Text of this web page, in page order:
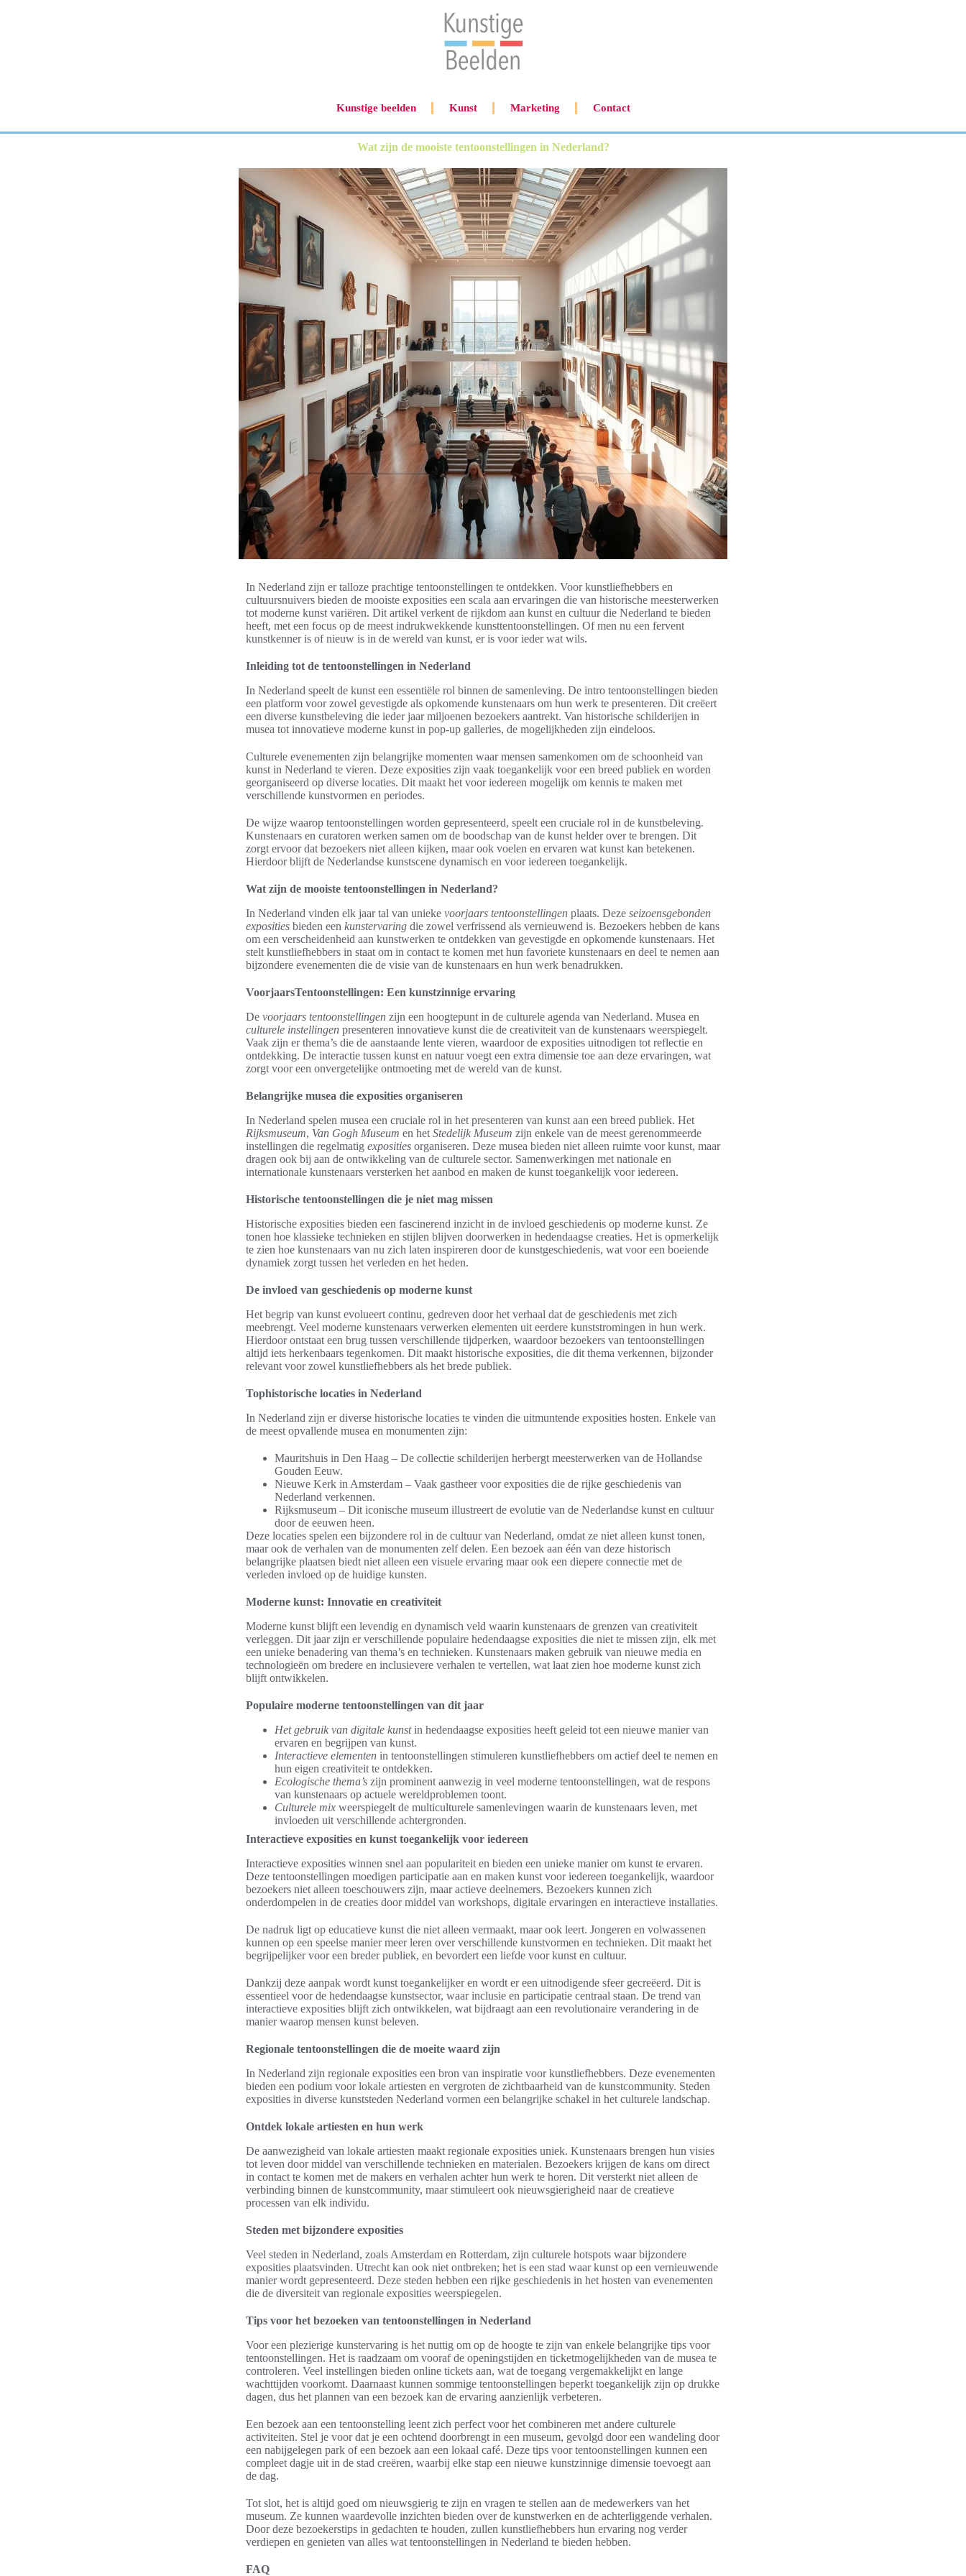
Kunstige beelden Kunst Marketing Contact
Wat zijn de mooiste tentoonstellingen in Nederland?
In Nederland zijn er talloze prachtige tentoonstellingen te ontdekken. Voor kunstliefhebbers en
cultuursnuivers bieden de mooiste exposities een scala aan ervaringen die van historische meesterwerken
tot moderne kunst variëren. Dit artikel verkent de rijkdom aan kunst en cultuur die Nederland te bieden
heeft, met een focus op de meest indrukwekkende kunsttentoonstellingen. Of men nu een fervent
kunstkenner is of nieuw is in de wereld van kunst, er is voor ieder wat wils.
Inleiding tot de tentoonstellingen in Nederland
In Nederland speelt de kunst een essentiële rol binnen de samenleving. De intro tentoonstellingen bieden
een platform voor zowel gevestigde als opkomende kunstenaars om hun werk te presenteren. Dit creëert
een diverse kunstbeleving die ieder jaar miljoenen bezoekers aantrekt. Van historische schilderijen in
musea tot innovatieve moderne kunst in pop-up galleries, de mogelijkheden zijn eindeloos.
Culturele evenementen zijn belangrijke momenten waar mensen samenkomen om de schoonheid van
kunst in Nederland te vieren. Deze exposities zijn vaak toegankelijk voor een breed publiek en worden
georganiseerd op diverse locaties. Dit maakt het voor iedereen mogelijk om kennis te maken met
verschillende kunstvormen en periodes.
De wijze waarop tentoonstellingen worden gepresenteerd, speelt een cruciale rol in de kunstbeleving.
Kunstenaars en curatoren werken samen om de boodschap van de kunst helder over te brengen. Dit
zorgt ervoor dat bezoekers niet alleen kijken, maar ook voelen en ervaren wat kunst kan betekenen.
Hierdoor blijft de Nederlandse kunstscene dynamisch en voor iedereen toegankelijk.
Wat zijn de mooiste tentoonstellingen in Nederland?
In Nederland vinden elk jaar tal van unieke voorjaars tentoonstellingen plaats. Deze seizoensgebonden
exposities bieden een kunstervaring die zowel verfrissend als vernieuwend is. Bezoekers hebben de kans
om een verscheidenheid aan kunstwerken te ontdekken van gevestigde en opkomende kunstenaars. Het
stelt kunstliefhebbers in staat om in contact te komen met hun favoriete kunstenaars en deel te nemen aan
bijzondere evenementen die de visie van de kunstenaars en hun werk benadrukken.
VoorjaarsTentoonstellingen: Een kunstzinnige ervaring
De voorjaars tentoonstellingen zijn een hoogtepunt in de culturele agenda van Nederland. Musea en
culturele instellingen presenteren innovatieve kunst die de creativiteit van de kunstenaars weerspiegelt.
Vaak zijn er thema’s die de aanstaande lente vieren, waardoor de exposities uitnodigen tot reflectie en
ontdekking. De interactie tussen kunst en natuur voegt een extra dimensie toe aan deze ervaringen, wat
zorgt voor een onvergetelijke ontmoeting met de wereld van de kunst.
Belangrijke musea die exposities organiseren
In Nederland spelen musea een cruciale rol in het presenteren van kunst aan een breed publiek. Het
Rijksmuseum, Van Gogh Museum en het Stedelijk Museum zijn enkele van de meest gerenommeerde
instellingen die regelmatig exposities organiseren. Deze musea bieden niet alleen ruimte voor kunst, maar
dragen ook bij aan de ontwikkeling van de culturele sector. Samenwerkingen met nationale en
internationale kunstenaars versterken het aanbod en maken de kunst toegankelijk voor iedereen.
Historische tentoonstellingen die je niet mag missen
Historische exposities bieden een fascinerend inzicht in de invloed geschiedenis op moderne kunst. Ze
tonen hoe klassieke technieken en stijlen blijven doorwerken in hedendaagse creaties. Het is opmerkelijk
te zien hoe kunstenaars van nu zich laten inspireren door de kunstgeschiedenis, wat voor een boeiende
dynamiek zorgt tussen het verleden en het heden.
De invloed van geschiedenis op moderne kunst
Het begrip van kunst evolueert continu, gedreven door het verhaal dat de geschiedenis met zich
meebrengt. Veel moderne kunstenaars verwerken elementen uit eerdere kunststromingen in hun werk.
Hierdoor ontstaat een brug tussen verschillende tijdperken, waardoor bezoekers van tentoonstellingen
altijd iets herkenbaars tegenkomen. Dit maakt historische exposities, die dit thema verkennen, bijzonder
relevant voor zowel kunstliefhebbers als het brede publiek.
Tophistorische locaties in Nederland
In Nederland zijn er diverse historische locaties te vinden die uitmuntende exposities hosten. Enkele van
de meest opvallende musea en monumenten zijn:
Mauritshuis in Den Haag – De collectie schilderijen herbergt meesterwerken van de Hollandse
Gouden Eeuw.
Nieuwe Kerk in Amsterdam – Vaak gastheer voor exposities die de rijke geschiedenis van
Nederland verkennen.
Rijksmuseum – Dit iconische museum illustreert de evolutie van de Nederlandse kunst en cultuur
door de eeuwen heen.
Deze locaties spelen een bijzondere rol in de cultuur van Nederland, omdat ze niet alleen kunst tonen,
maar ook de verhalen van de monumenten zelf delen. Een bezoek aan één van deze historisch
belangrijke plaatsen biedt niet alleen een visuele ervaring maar ook een diepere connectie met de
verleden invloed op de huidige kunsten.
Moderne kunst: Innovatie en creativiteit
Moderne kunst blijft een levendig en dynamisch veld waarin kunstenaars de grenzen van creativiteit
verleggen. Dit jaar zijn er verschillende populaire hedendaagse exposities die niet te missen zijn, elk met
een unieke benadering van thema’s en technieken. Kunstenaars maken gebruik van nieuwe media en
technologieën om bredere en inclusievere verhalen te vertellen, wat laat zien hoe moderne kunst zich
blijft ontwikkelen.
Populaire moderne tentoonstellingen van dit jaar
Het gebruik van digitale kunstin hedendaagse exposities heeft geleid tot een nieuwe manier van
ervaren en begrijpen van kunst.
Interactieve elementen in tentoonstellingen stimuleren kunstliefhebbers om actief deel te nemen en
hun eigen creativiteit te ontdekken.
Ecologische thema’s zijn prominent aanwezig in veel moderne tentoonstellingen, wat de respons
van kunstenaars op actuele wereldproblemen toont.
Culturele mix weerspiegelt de multiculturele samenlevingen waarin de kunstenaars leven, met
invloeden uit verschillende achtergronden.
Interactieve exposities en kunst toegankelijk voor iedereen
Interactieve exposities winnen snel aan populariteit en bieden een unieke manier om kunst te ervaren.
Deze tentoonstellingen moedigen participatie aan en maken kunst voor iedereen toegankelijk, waardoor
bezoekers niet alleen toeschouwers zijn, maar actieve deelnemers. Bezoekers kunnen zich
onderdompelen in de creaties door middel van workshops, digitale ervaringen en interactieve installaties.
De nadruk ligt op educatieve kunst die niet alleen vermaakt, maar ook leert. Jongeren en volwassenen
kunnen op een speelse manier meer leren over verschillende kunstvormen en technieken. Dit maakt het
begrijpelijker voor een breder publiek, en bevordert een liefde voor kunst en cultuur.
Dankzij deze aanpak wordt kunst toegankelijker en wordt er een uitnodigende sfeer gecreëerd. Dit is
essentieel voor de hedendaagse kunstsector, waar inclusie en participatie centraal staan. De trend van
interactieve exposities blijft zich ontwikkelen, wat bijdraagt aan een revolutionaire verandering in de
manier waarop mensen kunst beleven.
Regionale tentoonstellingen die de moeite waard zijn
In Nederland zijn regionale exposities een bron van inspiratie voor kunstliefhebbers. Deze evenementen
bieden een podium voor lokale artiesten en vergroten de zichtbaarheid van de kunstcommunity. Steden
exposities in diverse kunststeden Nederland vormen een belangrijke schakel in het culturele landschap.
Ontdek lokale artiesten en hun werk
De aanwezigheid van lokale artiesten maakt regionale exposities uniek. Kunstenaars brengen hun visies
tot leven door middel van verschillende technieken en materialen. Bezoekers krijgen de kans om direct
in contact te komen met de makers en verhalen achter hun werk te horen. Dit versterkt niet alleen de
verbinding binnen de kunstcommunity, maar stimuleert ook nieuwsgierigheid naar de creatieve
processen van elk individu.
Steden met bijzondere exposities
Veel steden in Nederland, zoals Amsterdam en Rotterdam, zijn culturele hotspots waar bijzondere
exposities plaatsvinden. Utrecht kan ook niet ontbreken; het is een stad waar kunst op een vernieuwende
manier wordt gepresenteerd. Deze steden hebben een rijke geschiedenis in het hosten van evenementen
die de diversiteit van regionale exposities weerspiegelen.
Tips voor het bezoeken van tentoonstellingen in Nederland
Voor een plezierige kunstervaring is het nuttig om op de hoogte te zijn van enkele belangrijke tips voor
tentoonstellingen. Het is raadzaam om vooraf de openingstijden en ticketmogelijkheden van de musea te
controleren. Veel instellingen bieden online tickets aan, wat de toegang vergemakkelijkt en lange
wachttijden voorkomt. Daarnaast kunnen sommige tentoonstellingen beperkt toegankelijk zijn op drukke
dagen, dus het plannen van een bezoek kan de ervaring aanzienlijk verbeteren.
Een bezoek aan een tentoonstelling leent zich perfect voor het combineren met andere culturele
activiteiten. Stel je voor dat je een ochtend doorbrengt in een museum, gevolgd door een wandeling door
een nabijgelegen park of een bezoek aan een lokaal café. Deze tips voor tentoonstellingen kunnen een
compleet dagje uit in de stad creëren, waarbij elke stap een nieuwe kunstzinnige dimensie toevoegt aan
de dag.
Tot slot, het is altijd goed om nieuwsgierig te zijn en vragen te stellen aan de medewerkers van het
museum. Ze kunnen waardevolle inzichten bieden over de kunstwerken en de achterliggende verhalen.
Door deze bezoekerstips in gedachten te houden, zullen kunstliefhebbers hun ervaring nog verder
verdiepen en genieten van alles wat tentoonstellingen in Nederland te bieden hebben.
FAQ